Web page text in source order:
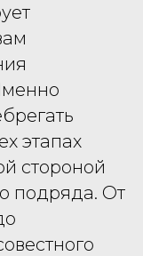
этапах
стороной
подряда. От